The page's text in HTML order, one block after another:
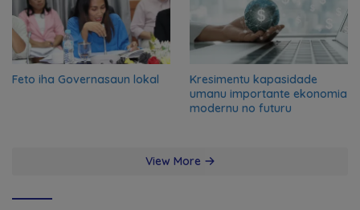
Feto iha Governasaun lokal
Kresimentu kapasidade
umanu importante ekonomia
modernu no futuru
View More